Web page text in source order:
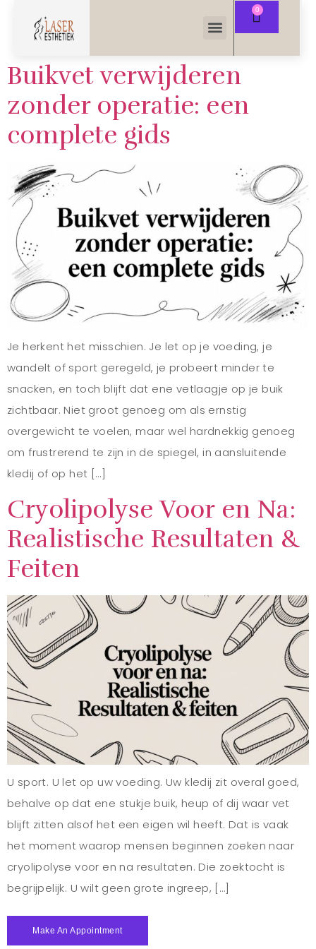
Buikvet verwijderen
zonder operatie: een
complete gids
Je herkent het misschien. Je let op je voeding, je
wandelt of sport geregeld, je probeert minder te
snacken, en toch blijft dat ene vetlaagje op je buik
zichtbaar. Niet groot genoeg om als ernstig
overgewicht te voelen, maar wel hardnekkig genoeg
om frustrerend te zijn in de spiegel, in aansluitende
kledij of op het […]
Cryolipolyse Voor en Na:
Realistische Resultaten &
Feiten
U sport. U let op uw voeding. Uw kledij zit overal goed,
behalve op dat ene stukje buik, heup of dij waar vet
blijft zitten alsof het een eigen wil heeft. Dat is vaak
het moment waarop mensen beginnen zoeken naar
cryolipolyse voor en na resultaten. Die zoektocht is
begrijpelijk. U wilt geen grote ingreep, […]
Make An Appointment